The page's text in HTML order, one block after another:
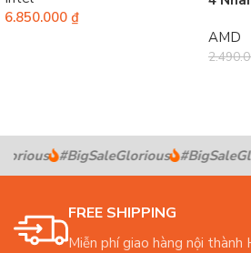
6.850.000 ₫
AMD
#BigSaleGlorious
FREE SHIPPING
Miễn phí giao hàng nội thành